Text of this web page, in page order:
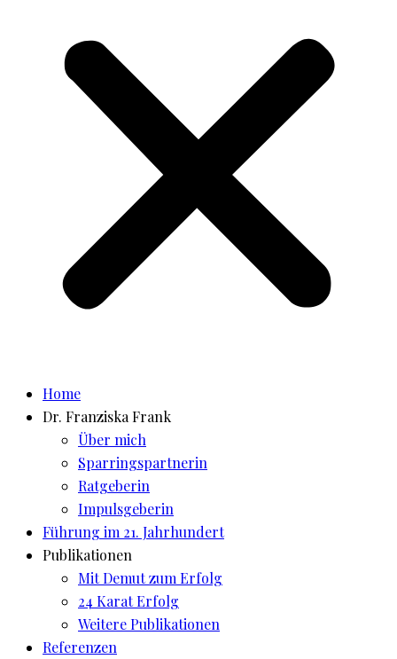
Home
Dr. Franziska Frank
Über mich
Sparringspartnerin
Ratgeberin
Impulsgeberin
Führung im 21. Jahrhundert
Publikationen
Mit Demut zum Erfolg
24 Karat Erfolg
Weitere Publikationen
Referenzen